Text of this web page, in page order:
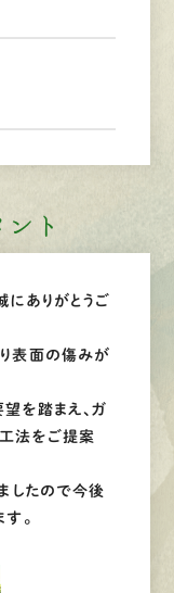
ト
ありがとうご
表面の傷みが
を踏まえ、ガ
法をご提案
したので今後
。